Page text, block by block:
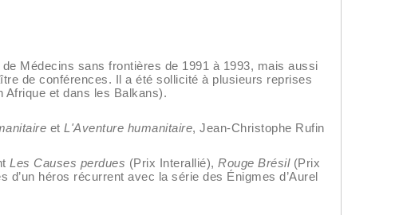
Médecins sans frontières de 1991 à 1993, mais aussi
de conférences. Il a été sollicité à plusieurs reprises
Afrique et dans les Balkans).
et L'Aventure humanitaire, Jean-Christophe Rufin
Les Causes perdues (Prix Interallié), Rouge Brésil(Prix
héros récurrent avec la série des Énigmes d’Aurel